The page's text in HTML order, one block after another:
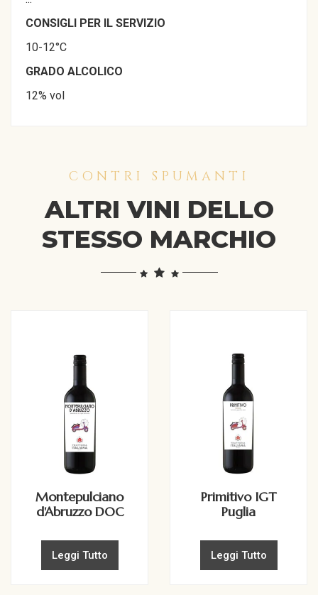
CONSIGLI PER IL SERVIZIO
10-12°C
GRADO ALCOLICO
12% vol
CONTRI SPUMANTI
ALTRI VINI DELLO
STESSO MARCHIO
Montepulciano
d'Abruzzo DOC
Leggi Tutto
Primitivo IGT
Puglia
Leggi Tutto